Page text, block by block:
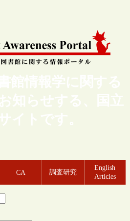
館情報学に関する
知らせする、国立
イトです。
CA 調査研究
English
Articles